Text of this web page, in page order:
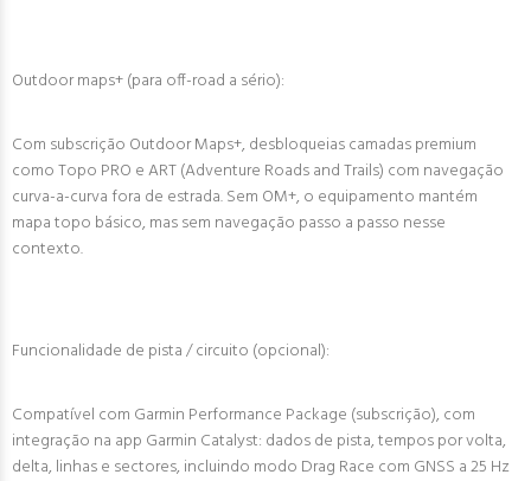
Outdoor maps+ (para off-road a sério):
Com subscrição Outdoor Maps+, desbloqueias camadas premium
como Topo PRO e ART (Adventure Roads and Trails) com navegação
curva-a-curva fora de estrada. Sem OM+, o equipamento mantém
mapa topo básico, mas sem navegação passo a passo nesse
contexto.
Funcionalidade de pista / circuito (opcional):
Compatível com Garmin Performance Package (subscrição), com
integração na app Garmin Catalyst: dados de pista, tempos por volta,
delta, linhas e sectores, incluindo modo Drag Race com GNSS a 25 Hz